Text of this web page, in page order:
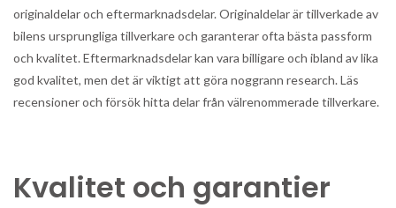
originaldelar och eftermarknadsdelar. Originaldelar är tillverkade av
bilens ursprungliga tillverkare och garanterar ofta bästa passform
och kvalitet. Eftermarknadsdelar kan vara billigare och ibland av lika
god kvalitet, men det är viktigt att göra noggrann research. Läs
recensioner och försök hitta delar från välrenommerade tillverkare.
Kvalitet och garantier